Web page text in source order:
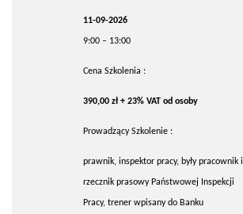
11-09-2026
9:00 – 13:00
Cena Szkolenia :
390,00 zł + 23% VAT od osoby
Prowadzący Szkolenie :
prawnik, inspektor pracy, były pracownik i
rzecznik prasowy Państwowej Inspekcji
Pracy, trener wpisany do Banku